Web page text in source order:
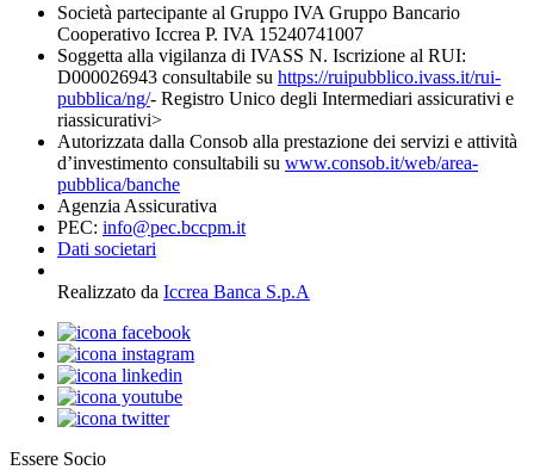
Società partecipante al Gruppo IVA Gruppo Bancario
Cooperativo Iccrea P. IVA 15240741007
Soggetta alla vigilanza di IVASS N. Iscrizione al RUI:
D000026943 consultabile su https://ruipubblico.ivass.it/rui-
pubblica/ng/- Registro Unico degli Intermediari assicurativi e
riassicurativi>
Autorizzata dalla Consob alla prestazione dei servizi e attività
d’investimento consultabili su www.consob.it/web/area-
pubblica/banche
Agenzia Assicurativa
PEC: info@pec.bccpm.it
Dati societari
Realizzato da Iccrea Banca S.p.A
Essere Socio